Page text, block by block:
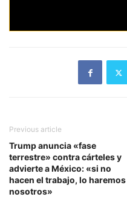
Previous article
Trump anuncia «fase
terrestre» contra cárteles y
advierte a México: «si no
hacen el trabajo, lo haremos
nosotros»